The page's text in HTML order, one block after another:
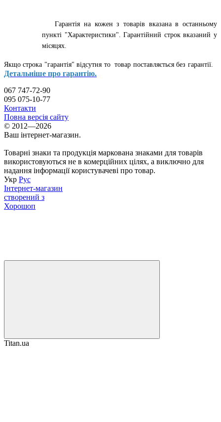
Гарантія на кожен з товарів вказана в останньому
пункті "Характеристики". Гарантійний строк вказаний у
місяцях.
Якщо строка "гарантія" відсутня то товар поставляється без гарантії.
Детальніше про гарантію.
067 747-72-90
095 075-10-77
Контакти
Повна версія сайту
© 2012—2026
Ваш інтернет-магазин.
Товарні знаки та продукція маркована знаками для товарів
використовуються не в комерційних цілях, а виключно для
надання інформації користувачеві про товар.
Укр Рус
Інтернет-магазин
створений з
Хорошоп
Titan.ua